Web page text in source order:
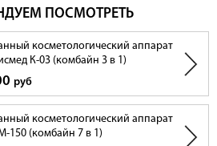
ПОСМОТРЕТЬ
косметологический аппарат
К-03 (комбайн 3 в 1)
руб
косметологический аппарат
150 (комбайн 7 в 1)